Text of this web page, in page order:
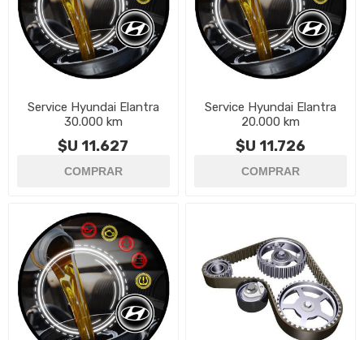
Service Hyundai Elantra
30.000 km
$U 11.627
Service Hyundai Elantra
20.000 km
$U 11.726